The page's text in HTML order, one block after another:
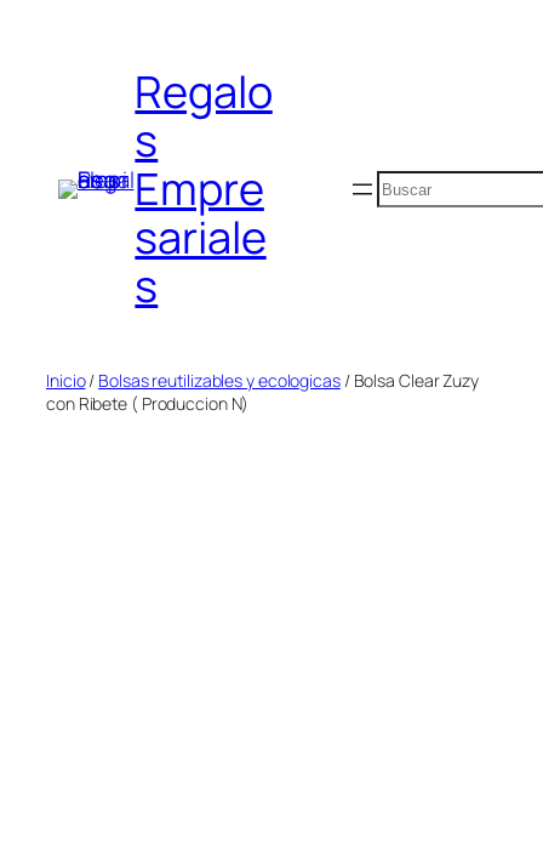
Regalo
s
Empre
sariale
s
Buscar
Inicio/ Bolsas reutilizables y ecologicas/ Bolsa Clear Zuzy
con Ribete ( Produccion N)